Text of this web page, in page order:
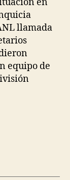
llamada
equipo de